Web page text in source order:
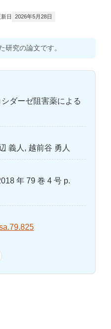
日 2026年5月28日
研究の論文です。
ダーゼ阻害薬による
義人, 越前谷 勇人
年 79 巻 4 号 p.